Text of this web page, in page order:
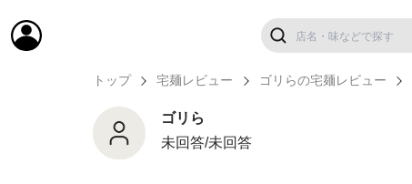
トップ 宅麺レビュー ゴリらの宅麺レビュー
ゴリら
未回答/未回答